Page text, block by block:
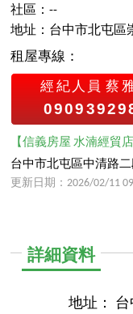
社區：--
地址：台中市北屯區
租屋專線：
經紀人員 蔡
【信義房屋 水湳經貿
台中市北屯區中清路
更新日期：2026/02/11
詳細資料
地址：